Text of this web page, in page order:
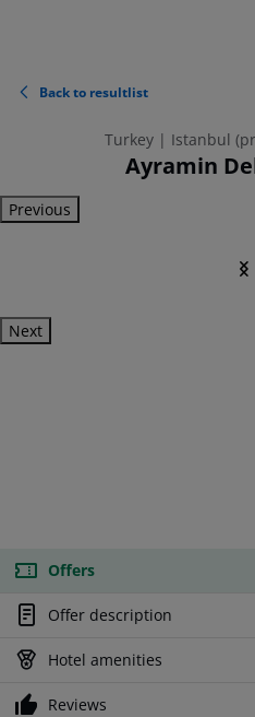
Back to resultlist
Turkey | Istanbul
Ayramin
Previous
Next
Offers
Offer description
Hotel amenities
Reviews